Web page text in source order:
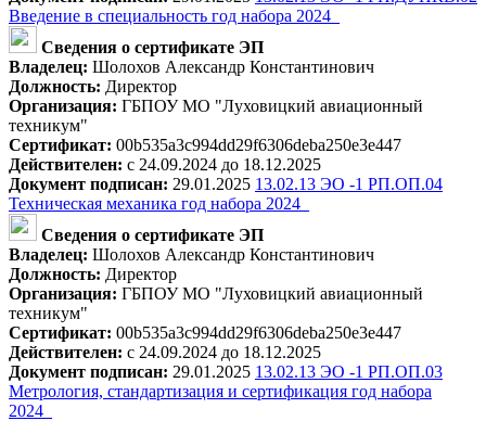
Введение в специальность год набора 2024_
Сведения о сертификате ЭП
Владелец: Шолохов Александр Константинович
Должность: Директор
Организация: ГБПОУ МО "Луховицкий авиационный
техникум"
Сертификат: 00b535a3c994dd29f6306deba250e3e447
Действителен: с 24.09.2024 до 18.12.2025
Документ подписан: 29.01.2025 13.02.13 ЭО -1 РП.ОП.04
Техническая механика год набора 2024_
Сведения о сертификате ЭП
Владелец: Шолохов Александр Константинович
Должность: Директор
Организация: ГБПОУ МО "Луховицкий авиационный
техникум"
Сертификат: 00b535a3c994dd29f6306deba250e3e447
Действителен: с 24.09.2024 до 18.12.2025
Документ подписан: 29.01.2025 13.02.13 ЭО -1 РП.ОП.03
Метрология, стандартизация и сертификация год набора
2024_